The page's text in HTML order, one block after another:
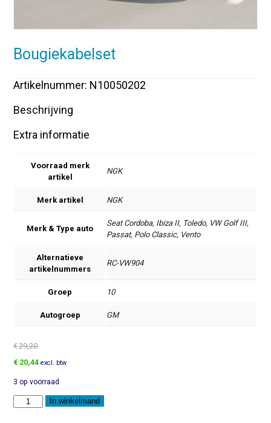
Bougiekabelset
Artikelnummer: N10050202
Beschrijving
Extra informatie
Voorraad merk
artikel
NGK
Merk artikel NGK
Merk & Type auto
Seat Cordoba, Ibiza II, Toledo, VW Golf III,
Passat, Polo Classic, Vento
Alternatieve
artikelnummers
RC-VW904
Groep 10
Autogroep GM
€29,20
Oorspronkelijke
was:
€29,20.
€ 20,44Huidige
is:
€20,44.
excl. btw
3 op voorraad
Bougiekabelset
aantal
In winkelmand